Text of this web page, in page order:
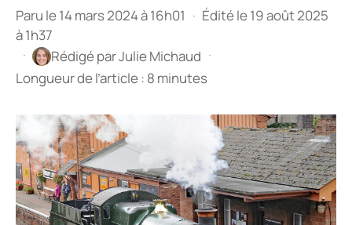
Paru le 14 mars 2024 à 16h01 · Édité le 19 août 2025
à 1h37
·
Rédigé parJulie Michaud ·
Longueur de l’article : 8 minutes